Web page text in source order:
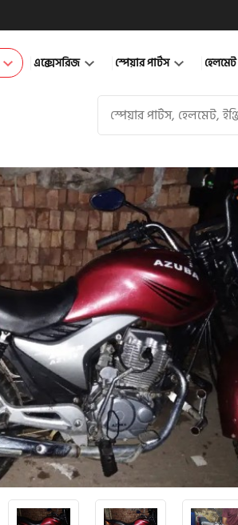
এক্সেসরিজ স্পেয়ার পার্টস হেলমেট